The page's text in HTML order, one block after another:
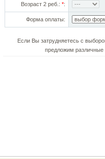
Возраст 2 реб.: *:
Форма оплаты:
Если Вы затрудняетесь с
предложим различные